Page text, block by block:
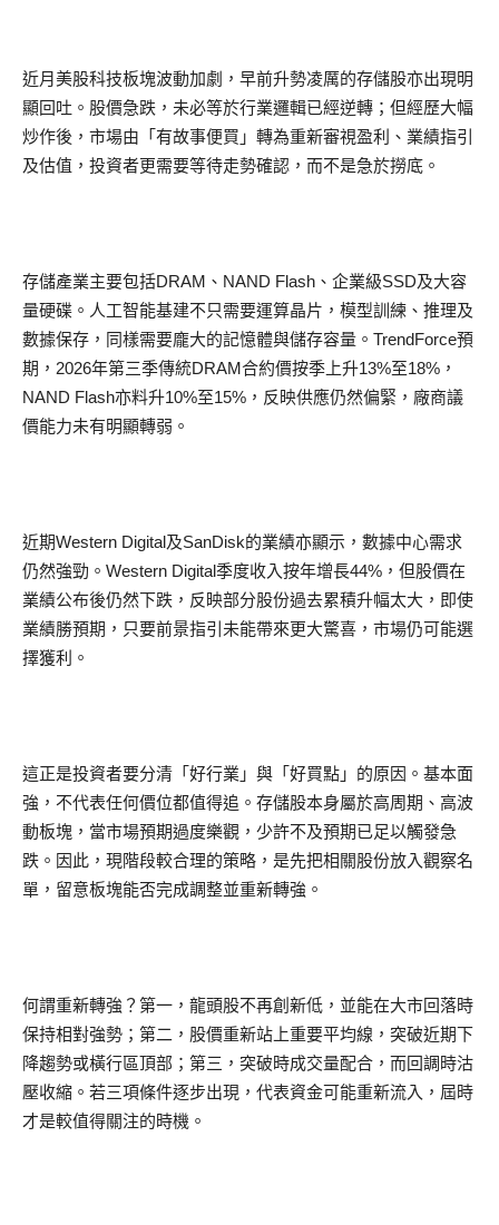
近月美股科技板塊波動加劇，早前升勢凌厲的存儲股亦出現明
顯回吐。股價急跌，未必等於行業邏輯已經逆轉；但經歷大幅
炒作後，市場由「有故事便買」轉為重新審視盈利、業績指引
及估值，投資者更需要等待走勢確認，而不是急於撈底。
存儲產業主要包括DRAM、NAND Flash、企業級SSD及大容
量硬碟。人工智能基建不只需要運算晶片，模型訓練、推理及
數據保存，同樣需要龐大的記憶體與儲存容量。TrendForce預
期，2026年第三季傳統DRAM合約價按季上升13%至18%，
NAND Flash亦料升10%至15%，反映供應仍然偏緊，廠商議
價能力未有明顯轉弱。
近期Western Digital及SanDisk的業績亦顯示，數據中心需求
仍然強勁。Western Digital季度收入按年增長44%，但股價在
業績公布後仍然下跌，反映部分股份過去累積升幅太大，即使
業績勝預期，只要前景指引未能帶來更大驚喜，市場仍可能選
擇獲利。
這正是投資者要分清「好行業」與「好買點」的原因。基本面
強，不代表任何價位都值得追。存儲股本身屬於高周期、高波
動板塊，當市場預期過度樂觀，少許不及預期已足以觸發急
跌。因此，現階段較合理的策略，是先把相關股份放入觀察名
單，留意板塊能否完成調整並重新轉強。
何謂重新轉強？第一，龍頭股不再創新低，並能在大市回落時
保持相對強勢；第二，股價重新站上重要平均線，突破近期下
降趨勢或橫行區頂部；第三，突破時成交量配合，而回調時沽
壓收縮。若三項條件逐步出現，代表資金可能重新流入，屆時
才是較值得關注的時機。